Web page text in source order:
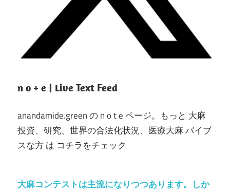
n o + e | Live Text Feed
anandamide.green の n o t e ページ。もっと 大麻
投資、研究、世界の合法化状況、医療大麻 バイブ
スな方 は コチラをチェック
大麻コンテストは主流になりつつあります。しか